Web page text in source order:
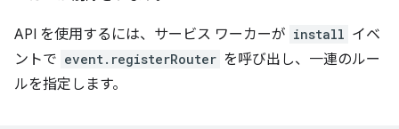
API を使用するには、サービス ワーカーが install イベ
ントで event.registerRouter を呼び出し、一連のルー
ルを指定します。